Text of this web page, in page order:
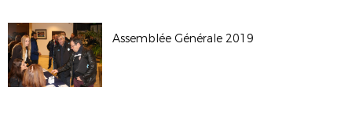
Assemblée Générale 2019